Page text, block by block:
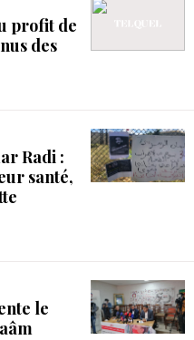
profit de
des
Radi :
santé,
le